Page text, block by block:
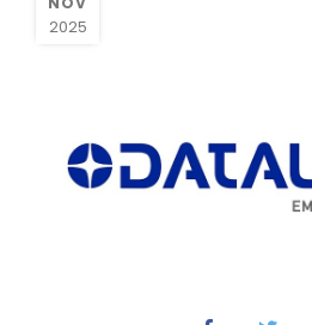
2025